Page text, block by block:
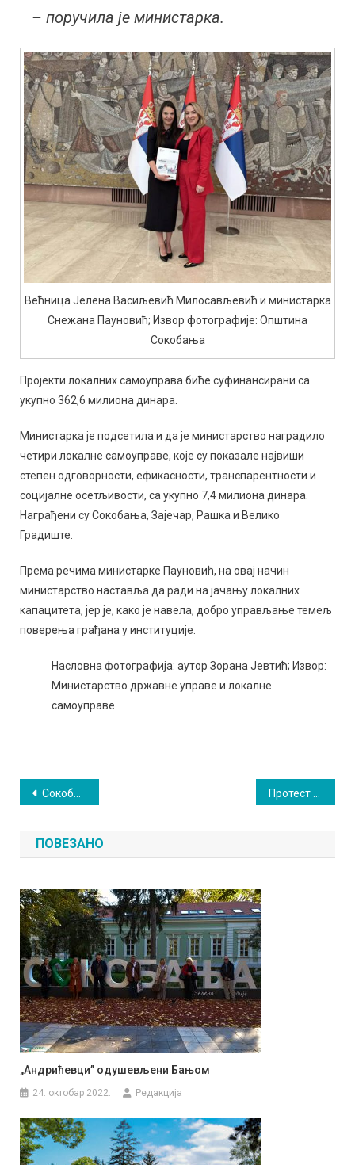
– поручила је министарка.
Већница Јелена Васиљевић Милосављевић и министарка
Снежана Пауновић; Извор фотографије: Општина
Сокобања
Пројекти локалних самоуправа биће суфинансирани са
укупно 362,6 милиона динара.
Министарка је подсетила и да је министарство наградило
четири локалне самоуправе, које су показале највиши
степен одговорности, ефикасности, транспарентности и
социјалне осетљивости, са укупно 7,4 милиона динара.
Награђени су Сокобања, Зајечар, Рашка и Велико
Градиште.
Према речима министарке Пауновић, на овај начин
министарство наставља да ради на јачању локалних
капацитета, јер је, како је навела, добро управљање темељ
поверења грађана у институције.
Насловна фотографија: аутор Зорана Јевтић; Извор:
Министарство државне управе и локалне
самоуправе
Кретање
чланка
Сокобања ускоро центар стрипа и косплеја у Србији
ПОВЕЗАНО
„Андрићeвци” одушевљени Бањом
24. октобар 2022. Редакција